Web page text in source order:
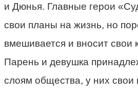
и Дюнья. Главные герои
свои планы на жизнь, но
вмешивается и вносит свои
Парень и девушка
слоям общества, у них свои